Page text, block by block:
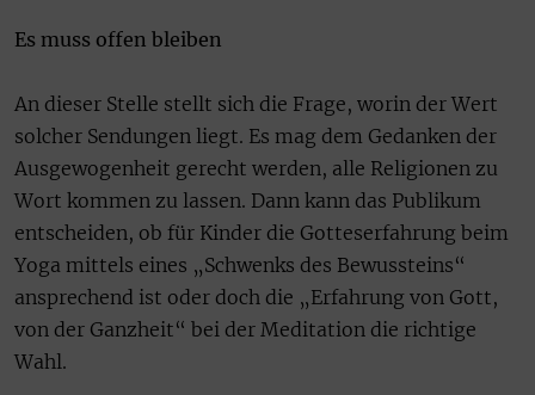
Es muss offen bleiben
An dieser Stelle stellt sich die Frage, worin der Wert
solcher Sendungen liegt. Es mag dem Gedanken der
Ausgewogenheit gerecht werden, alle Religionen zu
Wort kommen zu lassen. Dann kann das Publikum
entscheiden, ob für Kinder die Gotteserfahrung beim
Yoga mittels eines „Schwenks des Bewussteins“
ansprechend ist oder doch die „Erfahrung von Gott,
von der Ganzheit“ bei der Meditation die richtige
Wahl.